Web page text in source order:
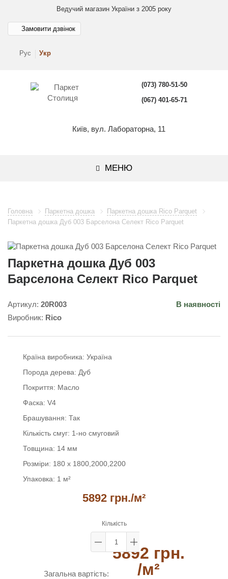
Ведучий магазин України з 2005 року
Рус Укр
Замовити дзвінок
(073) 780-51-50
(067) 401-65-71
Київ, вул. Лабораторна, 11
МЕНЮ
Головна Паркетна дошка
Паркетна дошка Rico Parquet
Паркетна дошка Дуб 003 Барселона Селект Rico Parquet
Паркетна дошка Дуб 003
Барселона Селект Rico Parquet
Артикул: 20R003
В наявності
Виробник: Rico
Країна виробника: Україна
Порода дерева: Дуб
Покриття: Масло
Фаска: V4
Брашування: Так
Кількість смуг: 1-но смуговий
Товщина: 14 мм
Розміри: 180 x 1800,2000,2200
Упаковка: 1 м²
5892 грн./м²
Кількість
Загальна вартість:
5892 грн.
/м²